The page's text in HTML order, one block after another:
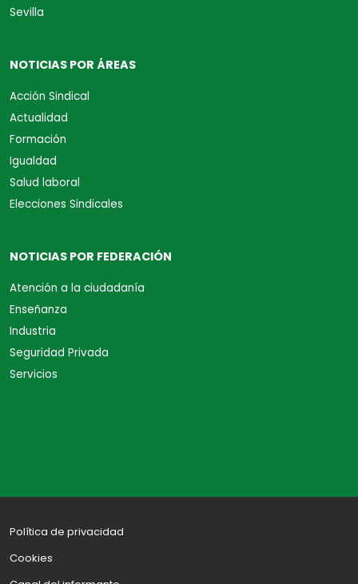
Sevilla
NOTICIAS POR ÁREAS
Acción Sindical
Actualidad
Formación
Igualdad
Salud laboral
Elecciones Sindicales
NOTICIAS POR FEDERACIÓN
Atención a la ciudadanía
Enseñanza
Industria
Seguridad Privada
Servicios
Política de privacidad
Cookies